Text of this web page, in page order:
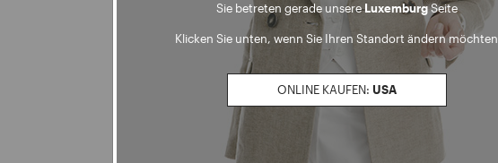
Sie betreten gerade unsereLuxemburgSeite
Klicken Sie unten, wenn Sie Ihren Standort ändern möchten
ONLINE KAUFEN: USA